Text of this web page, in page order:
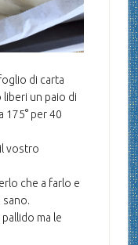
di carta
un paio di
175° per 40
vostro
che a farlo e
ma le